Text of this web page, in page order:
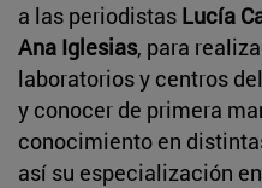
a las periodistas Lucía
Ana Iglesias, para
laboratorios y centros
y conocer de primera
conocimiento en
así su especialización